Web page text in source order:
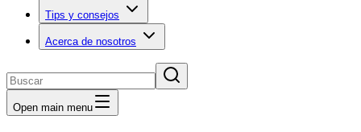
Tips y consejos
Acerca de nosotros
Open main menu